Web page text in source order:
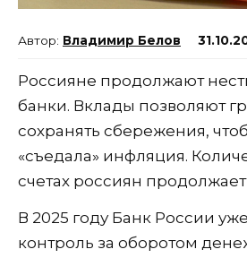
Владимир Белов
Россияне продолжают
банки. Вклады позволяют
сохранять сбережения,
«съедала» инфляция.
счетах россиян продолжает
В 2025 году Банк России
контроль за оборотом